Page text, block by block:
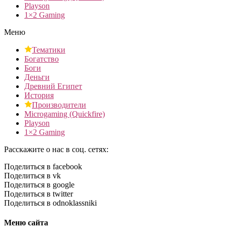
Playson
1×2 Gaming
Меню
Тематики
Богатство
Боги
Деньги
Древний Египет
История
Производители
Microgaming (Quickfire)
Playson
1×2 Gaming
Расскажите о нас в соц. сетях:
Поделиться в facebook
Поделиться в vk
Поделиться в google
Поделиться в twitter
Поделиться в odnoklassniki
Меню сайта